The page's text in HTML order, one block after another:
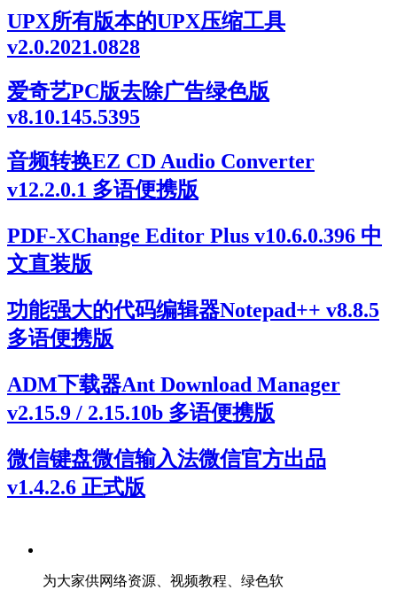
UPX所有版本的UPX压缩工具
v2.0.2021.0828
爱奇艺PC版去除广告绿色版
v8.10.145.5395
音频转换EZ CD Audio Converter
v12.2.0.1 多语便携版
PDF-XChange Editor Plus v10.6.0.396 中
文直装版
功能强大的代码编辑器Notepad++ v8.8.5
多语便携版
ADM下载器Ant Download Manager
v2.15.9 / 2.15.10b 多语便携版
微信键盘微信输入法微信官方出品
v1.4.2.6 正式版
为大家供网络资源、视频教程、绿色软